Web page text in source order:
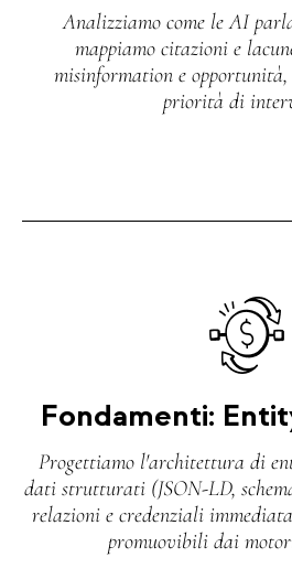
Analizziamo come le AI
mappiamo citazioni e
misinformation e opportunità,
priorità di
Fondamenti:
Progettiamo l'architettura di
dati strutturati (JSON‑LD,
relazioni e credenziali
promuovibili dai